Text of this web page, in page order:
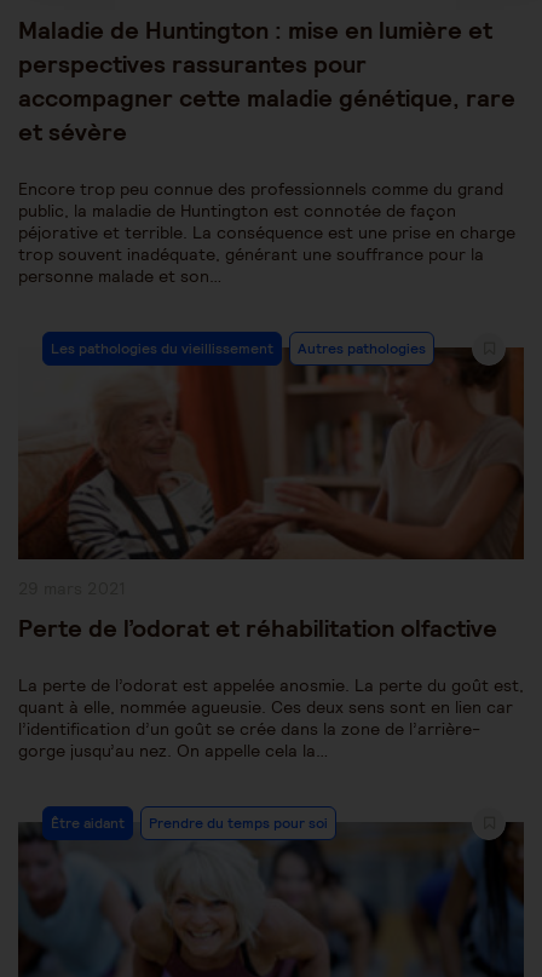
Maladie de Huntington : mise en lumière et
perspectives rassurantes pour
accompagner cette maladie génétique, rare
et sévère
Encore trop peu connue des professionnels comme du grand
public, la maladie de Huntington est connotée de façon
péjorative et terrible. La conséquence est une prise en charge
trop souvent inadéquate, générant une souffrance pour la
personne malade et son…
Post
Category:
Les pathologies du vieillissement Autres pathologies
Perte de l’odorat et réhabilitation olfactive
La perte de l’odorat est appelée anosmie. La perte du goût est,
quant à elle, nommée agueusie. Ces deux sens sont en lien car
l’identification d’un goût se crée dans la zone de l’arrière-
gorge jusqu’au nez. On appelle cela la…
Post
Category:
Être aidant Prendre du temps pour soi